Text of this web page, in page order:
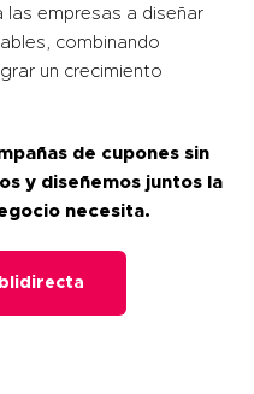
las empresas a diseñar
combinando
un crecimiento
de cupones sin
y diseñemos juntos la
necesita.